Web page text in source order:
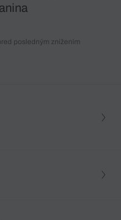
posledným znížením